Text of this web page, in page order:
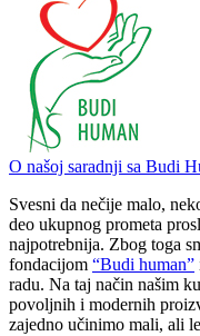
O našoj saradnji sa Budi
Svesni da nečije malo,
deo ukupnog prometa
najpotrebnija. Zbog toga
fondacijom “Budi human”
radu. Na taj način našim
povoljnih i modernih
zajedno učinimo mali, ali